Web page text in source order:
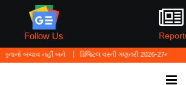
Follow Us
નહીં બને ડિજિટલ વસ્તી ગણતરી 2026-27નો પ્રારંભ, ઘર